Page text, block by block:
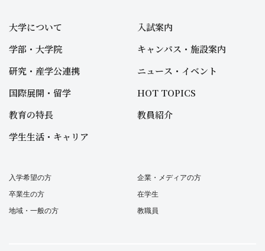
大学について
学部・大学院
研究・産学公連携
国際展開・留学
教育の特長
学生生活・キャリア
入試案内
キャンパス・施設案内
ニュース・イベント
HOT TOPICS
教員紹介
入学希望の方
卒業生の方
地域・一般の方
企業・メディアの方
在学生
教職員